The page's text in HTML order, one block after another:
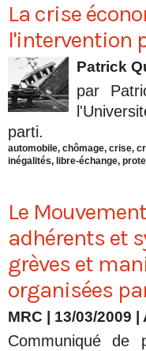
La crise
l'intervention
Patrick
par
parti.
automobile, chômage, crise,
inégalités, libre-échange,
Le
adhérents et
grèves et
organisées
MRC | 13/03/2009
Communiqué de